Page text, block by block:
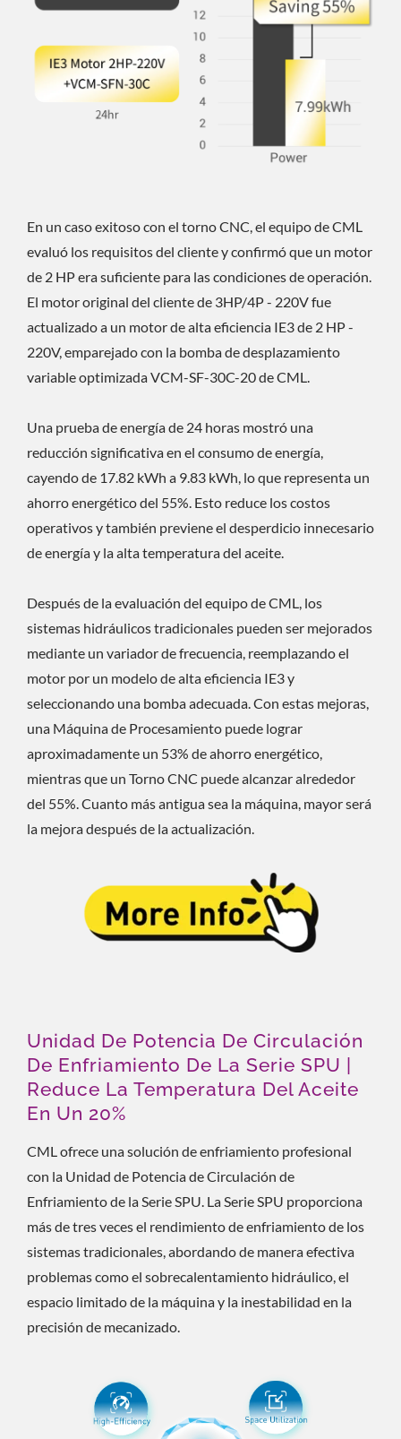
En un caso exitoso con el torno CNC, el equipo de CML
evaluó los requisitos del cliente y confirmó que un motor
de 2 HP era suficiente para las condiciones de operación.
El motor original del cliente de 3HP/4P - 220V fue
actualizado a un motor de alta eficiencia IE3 de 2 HP -
220V, emparejado con la bomba de desplazamiento
variable optimizada VCM-SF-30C-20 de CML.
Una prueba de energía de 24 horas mostró una
reducción significativa en el consumo de energía,
cayendo de 17.82 kWh a 9.83 kWh, lo que representa un
ahorro energético del 55%. Esto reduce los costos
operativos y también previene el desperdicio innecesario
de energía y la alta temperatura del aceite.
Después de la evaluación del equipo de CML, los
sistemas hidráulicos tradicionales pueden ser mejorados
mediante un variador de frecuencia, reemplazando el
motor por un modelo de alta eficiencia IE3 y
seleccionando una bomba adecuada. Con estas mejoras,
una Máquina de Procesamiento puede lograr
aproximadamente un 53% de ahorro energético,
mientras que un Torno CNC puede alcanzar alrededor
del 55%. Cuanto más antigua sea la máquina, mayor será
la mejora después de la actualización.
Unidad De Potencia De Circulación
De Enfriamiento De La Serie SPU |
Reduce La Temperatura Del Aceite
En Un 20%
CML ofrece una solución de enfriamiento profesional
con la Unidad de Potencia de Circulación de
Enfriamiento de la Serie SPU. La Serie SPU proporciona
más de tres veces el rendimiento de enfriamiento de los
sistemas tradicionales, abordando de manera efectiva
problemas como el sobrecalentamiento hidráulico, el
espacio limitado de la máquina y la inestabilidad en la
precisión de mecanizado.